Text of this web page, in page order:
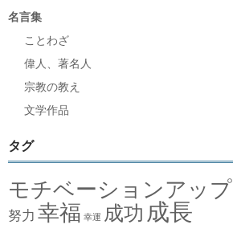
名言集
ことわざ
偉人、著名人
宗教の教え
文学作品
タグ
モチベーションアップ
努力 幸福 幸運 成功 成長